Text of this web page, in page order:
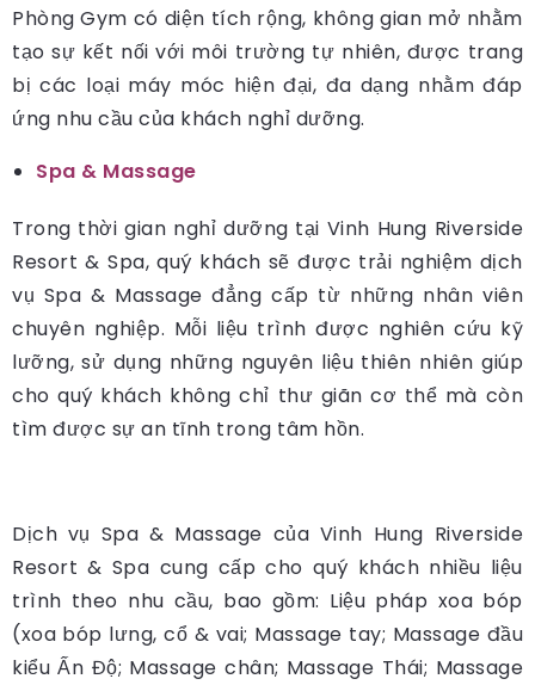
Phòng Gym có diện tích rộng, không gian mở nhằm
tạo sự kết nối với môi trường tự nhiên, được trang
bị các loại máy móc hiện đại, đa dạng nhằm đáp
ứng nhu cầu của khách nghỉ dưỡng.
Spa & Massage
Trong thời gian nghỉ dưỡng tại Vinh Hung Riverside
Resort & Spa, quý khách sẽ được trải nghiệm dịch
vụ Spa & Massage đẳng cấp từ những nhân viên
chuyên nghiệp. Mỗi liệu trình được nghiên cứu kỹ
lưỡng, sử dụng những nguyên liệu thiên nhiên giúp
cho quý khách không chỉ thư giãn cơ thể mà còn
tìm được sự an tĩnh trong tâm hồn.
Dịch vụ Spa & Massage của Vinh Hung Riverside
Resort & Spa cung cấp cho quý khách nhiều liệu
trình theo nhu cầu, bao gồm: Liệu pháp xoa bóp
(xoa bóp lưng, cổ & vai; Massage tay; Massage đầu
kiểu Ấn Độ; Massage chân; Massage Thái; Massage